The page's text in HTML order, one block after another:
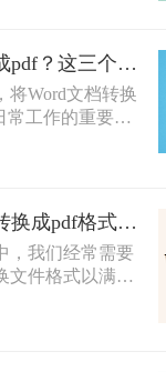
档到PDF的转 word怎么样转换成pdf？这三个方法分享给大家！
将Word文档转换
常工作的重要环
在各种设备和
阅读，还能更
么样转换成pdf
将Word转换成
如何将word文档转换成pdf格式？教你三种方法很实用!
，我们经常需要
文件格式以满足
文档转换成
为PDF文件具